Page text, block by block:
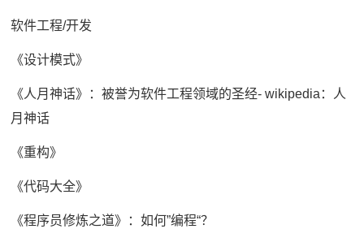
软件工程/开发
《设计模式》
《人月神话》：被誉为软件工程领域的圣经- wikipedia：人
月神话
《重构》
《代码大全》
《程序员修炼之道》：如何”编程“？